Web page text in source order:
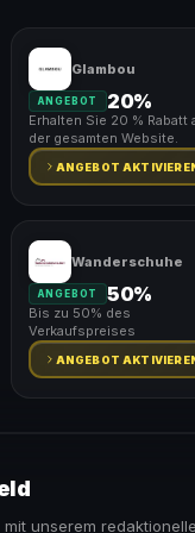
Glambou
ANGEBOT 20%
Erhalten Sie 20 % Rabatt
der gesamten Website.
ANGEBOT
Wanderschuhe
ANGEBOT 50%
Bis zu 50% des
Verkaufspreises
ANGEBOT
unserem